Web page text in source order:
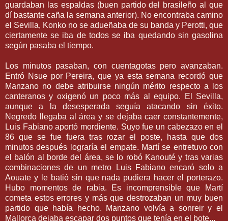
guardaban las espaldas (buen partido del brasileño al que
dí bastante caña la semana anterior). No encontraba camino
el Sevilla, Konko no se adueñaba de su banda y Perotti, que
ciertamente se iba de todos se iba quedando sin gasolina
según pasaba el tiempo.
Los minutos pasaban, con cuentagotas pero avanzaban.
Entró Nsue por Pereira, que ya esta semana recordó que
Manzano no debe atribuirse ningún mérito respecto a los
canteranos y oxigenó un poco más al equipo. El Sevilla,
aunque a la desesperada seguía atacando sin éxito.
Negredo llegaba al área y se dejaba caer constantemente,
Luis Fabiano aportó mordiente. Suyo fue un cabezazo en el
86 que se fue fuera tras rozar el poste, hasta que dos
minutos después lograría el empate. Martí se entretuvo con
el balón al borde del área, se lo robó Kanouté y tras varias
combinaciones de un metro Luis Fabiano encaró solo a
Aouate y le batió sin que nada pudiera hacer el porterazo.
Hubo momentos de rabia. Es incomprensible que Martí
cometa estos errores y más que destrozaban un muy buen
partido que había hecho. Manzano volvía a sonreir y el
Mallorca dejaba escapar dos puntos que tenía en el bote...